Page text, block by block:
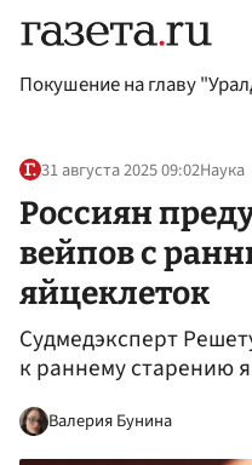
Покушение на главу
31 августа 2025 09:02Наука
Россиян
вейпов с
яйцеклеток
Судмедэксперт
к раннему старению
Валерия Бунина